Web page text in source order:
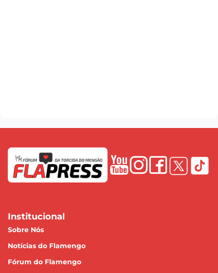
Institucional
Sobre Nós
Notícias do Flamengo
Fórum do Flamengo